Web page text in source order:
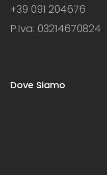
+39 091 204676
P.Iva: 03214670824
Dove Siamo